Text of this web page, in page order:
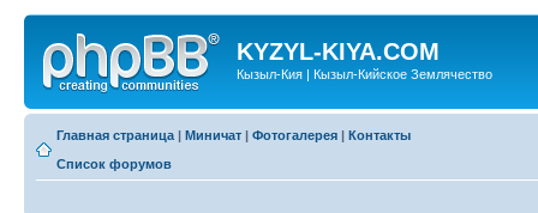
KYZYL-KIYA.COM
Кызыл-Кия | Кызыл-Кийское Землячество
Главная страница | Миничат | Фотогалерея | Контакты
Список форумов